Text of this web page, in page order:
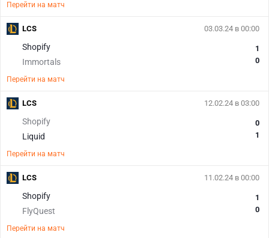
Перейти на матч
03.03.24 в 00:00
Shopify
Immortals
1
0
Перейти на матч
LCS
12.02.24 в 03:00
Shopify
Liquid
0
1
Перейти на матч
LCS
11.02.24 в 00:00
Shopify
FlyQuest
1
0
Перейти на матч
LCS